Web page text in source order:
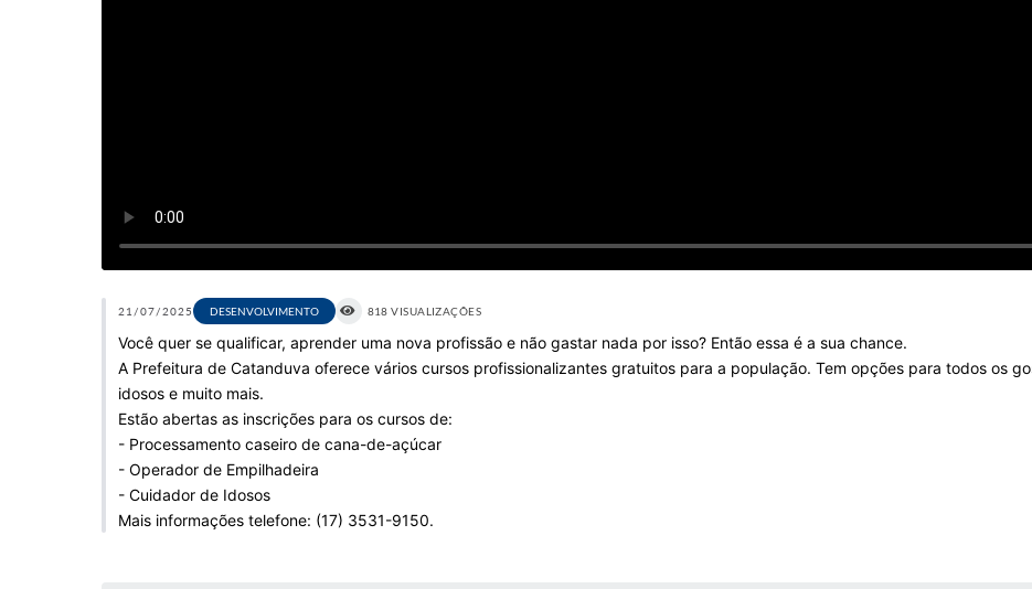
21/07/2025 DESENVOLVIMENTO 818 VISUALIZAÇÕES
Você quer se qualificar, aprender uma nova profissão e não gastar nada por isso? Então essa é a sua chance.
A Prefeitura de Catanduva oferece vários cursos profissionalizantes gratuitos para a população. Tem opções para todos os
idosos e muito mais.
Estão abertas as inscrições para os cursos de:
- Processamento caseiro de cana-de-açúcar
- Operador de Empilhadeira
- Cuidador de Idosos
Mais informações telefone: (17) 3531-9150.